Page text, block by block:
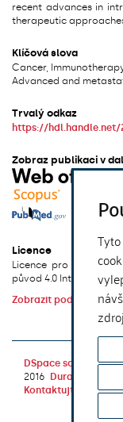
recent advances in
therapeutic
Klíčová slova
Cancer,
Advanced and
Trvalý odkaz
https://hdl.handle.net/
Zobraz publikaci v
Licence
Licence pro užití
původ 4.0 International
Zobrazit podmínky
DSpace software
2016 DuraSpace
Kontaktujte nás|